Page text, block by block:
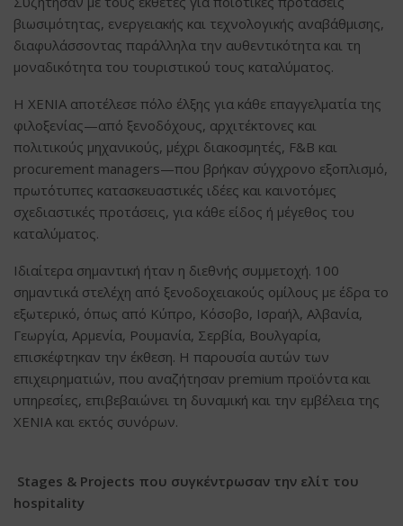
βιωσιμότητας, ενεργειακής και τεχνολογικής αναβάθμισης,
διαφυλάσσοντας παράλληλα την αυθεντικότητα και τη
μοναδικότητα του τουριστικού τους καταλύματος.
Η XENIA αποτέλεσε πόλο έλξης για κάθε επαγγελματία της
φιλοξενίας—από ξενοδόχους, αρχιτέκτονες και
πολιτικούς μηχανικούς, μέχρι διακοσμητές, F&B και
procurement managers—που βρήκαν σύγχρονο εξοπλισμό,
πρωτότυπες κατασκευαστικές ιδέες και καινοτόμες
σχεδιαστικές προτάσεις, για κάθε είδος ή μέγεθος του
καταλύματος.
Ιδιαίτερα σημαντική ήταν η διεθνής συμμετοχή. 100
σημαντικά στελέχη από ξενοδοχειακούς ομίλους με έδρα το
εξωτερικό, όπως από Κύπρο, Κόσοβο, Ισραήλ, Αλβανία,
Γεωργία, Αρμενία, Ρουμανία, Σερβία, Βουλγαρία,
επισκέφτηκαν την έκθεση. Η παρουσία αυτών των
επιχειρηματιών, που αναζήτησαν premium προϊόντα και
υπηρεσίες, επιβεβαιώνει τη δυναμική και την εμβέλεια της
XENIA και εκτός συνόρων.
Stages & Projects που συγκέντρωσαν την ελίτ του
hospitality